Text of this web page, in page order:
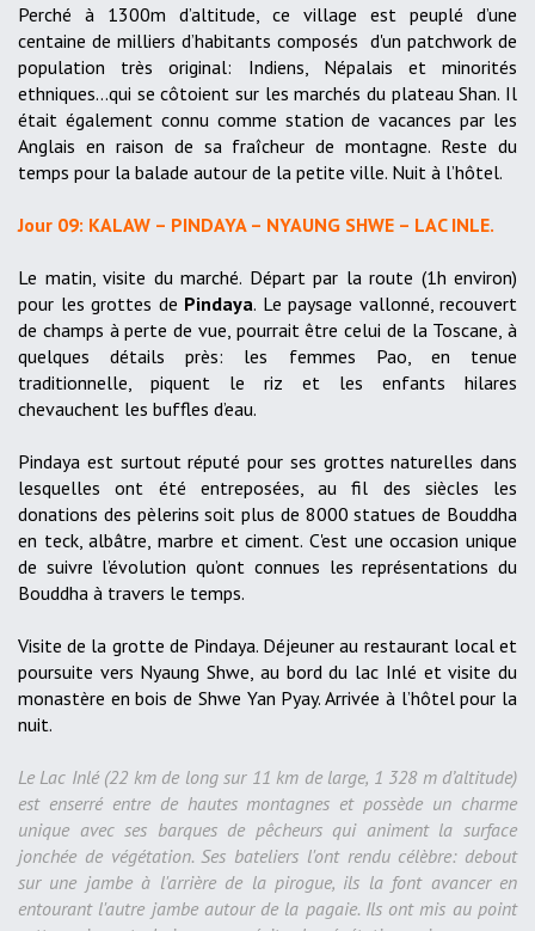
Perché à 1300m d’altitude, ce village est peuplé d’une
centaine de milliers d’habitants composés d'un patchwork de
population très original: Indiens, Népalais et minorités
ethniques...qui se côtoient sur les marchés du plateau Shan. Il
était également connu comme station de vacances par les
Anglais en raison de sa fraîcheur de montagne. Reste du
temps pour la balade autour de la petite ville. Nuit à l’hôtel.
Jour 09: KALAW – PINDAYA – NYAUNG SHWE – LAC INLE.
Le matin, visite du marché. Départ par la route (1h environ)
pour les grottes de Pindaya. Le paysage vallonné, recouvert
de champs à perte de vue, pourrait être celui de la Toscane, à
quelques détails près: les femmes Pao, en tenue
traditionnelle, piquent le riz et les enfants hilares
chevauchent les buffles d’eau.
Pindaya est surtout réputé pour ses grottes naturelles dans
lesquelles ont été entreposées, au fil des siècles les
donations des pèlerins soit plus de 8000 statues de Bouddha
en teck, albâtre, marbre et ciment. C'est une occasion unique
de suivre l’évolution qu’ont connues les représentations du
Bouddha à travers le temps.
Visite de la grotte de Pindaya. Déjeuner au restaurant local et
poursuite vers Nyaung Shwe, au bord du lac Inlé et visite du
monastère en bois de Shwe Yan Pyay. Arrivée à l’hôtel pour la
nuit.
Le Lac Inlé (22 km de long sur 11 km de large, 1 328 m d’altitude)
est enserré entre de hautes montagnes et possède un charme
unique avec ses barques de pêcheurs qui animent la surface
jonchée de végétation. Ses bateliers l'ont rendu célèbre: debout
sur une jambe à l'arrière de la pirogue, ils la font avancer en
entourant l'autre jambe autour de la pagaie. Ils ont mis au point